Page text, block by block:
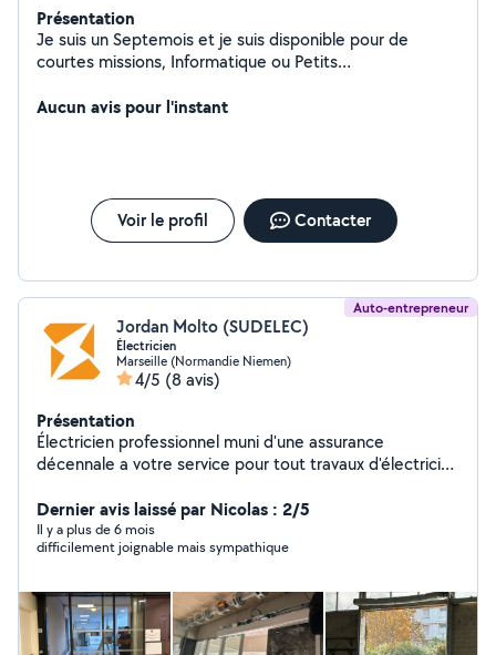
Présentation
Je suis un Septemois et je suis disponible pour de
courtes missions, Informatique ou Petits
Aucun avis pour l'instant
Voir le profil Contacter
Auto-entrepreneur
Jordan Molto (SUDELEC)
Électricien
Marseille (Normandie Niemen)
4/5 (8 avis)
Présentation
Électricien professionnel muni d'une assurance
décennale a votre service pour tout travaux d'électricité
installation et motorisation portail, porte de garage et
rideaux metalique
Dernier avis laissé par Nicolas : 2/5
Il y a plus de 6 mois
difficilement joignable mais sympathique